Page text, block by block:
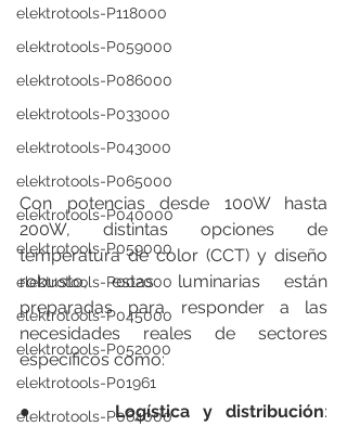
elektrotools-P118000
elektrotools-P059000
elektrotools-P086000
elektrotools-P033000
elektrotools-P043000
elektrotools-P065000
elektrotools-P040000
elektrotools-P059000
elektrotools-P002000
elektrotools-P045000
elektrotools-P052000
elektrotools-P01961
elektrotools-P064000
Con potencias desde 100W hasta
200W, distintas opciones de
temperatura de color (CCT) y diseño
robusto, estas luminarias están
preparadas para responder a las
necesidades reales de sectores
específicos como:
● Logística y distribución: